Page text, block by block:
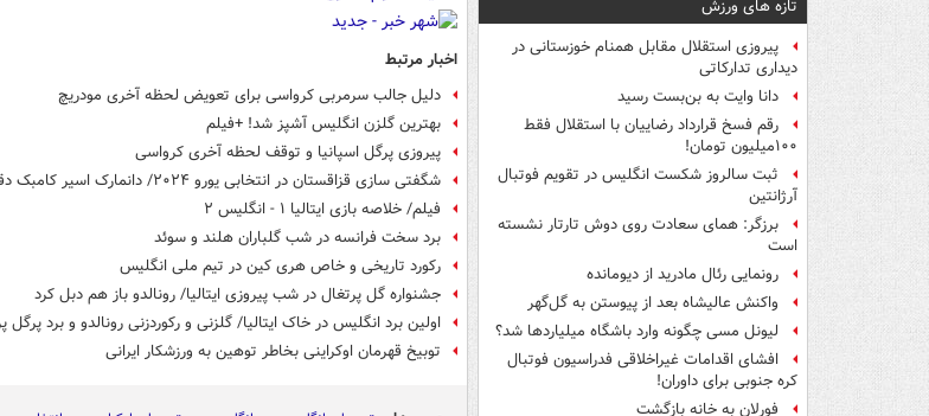
تازه های ورزش
پیروزی استقلال مقابل همنام خوزستانی در
دیداری تدارکاتی
دانا وایت به بن‌بست رسید
رقم فسخ قرارداد رضاییان با استقلال فقط
۱۰۰میلیون تومان!
ثبت سالروز شکست انگلیس در تقویم فوتبال
آرژانتین
برزگر: همای سعادت روی دوش تارتار نشسته
است
رونمایی رئال مادرید از دیومانده
واکنش عالیشاه بعد از پیوستن به گل‌گهر
لیونل مسی چگونه وارد باشگاه میلیاردها شد؟
افشای اقدامات غیراخلاقی فدراسیون فوتبال
کره جنوبی برای داوران!
فورلان به خانه بازگشت
اخبار مرتبط
دلیل جالب سرمربی کرواسی برای تعویض لحظه آخری مودریچ
بهترین گلزن انگلیس آشپز شد! +فیلم
پیروزی پرگل اسپانیا و توقف لحظه آخری کرواسی
شگفتی سازی قزاقستان در انتخابی یورو ۲۰۲۴/ دانمارک اسیر کامبک دقایق پایانی
فیلم/ خلاصه بازی ایتالیا ۱ - انگلیس ۲
برد سخت فرانسه در شب گلباران هلند و سوئد
رکورد تاریخی و خاص هری کین در تیم ملی انگلیس
جشنواره گل پرتغال در شب پیروزی ایتالیا/ رونالدو باز هم دبل کرد
اولین برد انگلیس در خاک ایتالیا/ گلزنی و رکوردزنی رونالدو و برد پرگل
توبیخ قهرمان اوکراینی بخاطر توهین به ورزشکار ایرانی